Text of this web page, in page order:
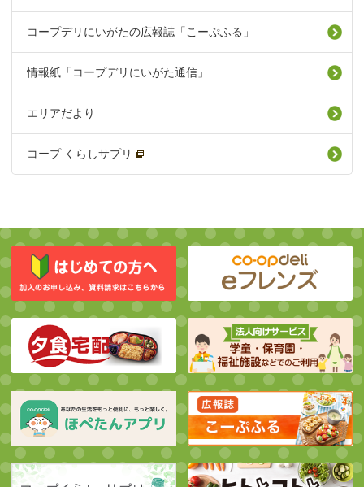
コープデリにいがたの広報誌「こーぷふる」
情報紙「コープデリにいがた通信」
エリアだより
コープ くらしサプリ